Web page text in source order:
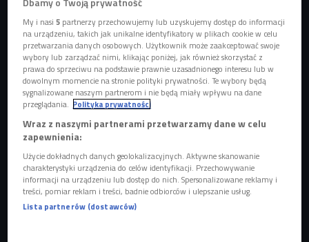
Wokalista opowie o swoim najnowszym
singlu w rozmowie z Damianem Sikorskim.
My i nasi 5 partnerzy przechowujemy lub uzyskujemy dostęp do informacji
na urządzeniu, takich jak unikalne identyfikatory w plikach cookie w celu
przetwarzania danych osobowych. Użytkownik może zaakceptować swoje
wybory lub zarządzać nimi, klikając poniżej, jak również skorzystać z
prawa do sprzeciwu na podstawie prawnie uzasadnionego interesu lub w
dowolnym momencie na stronie polityki prywatności. Te wybory będą
sygnalizowane naszym partnerom i nie będą miały wpływu na dane
przeglądania.
Polityka prywatności
Wraz z naszymi partnerami przetwarzamy dane w celu
zapewnienia:
Użycie dokładnych danych geolokalizacyjnych. Aktywne skanowanie
charakterystyki urządzenia do celów identyfikacji. Przechowywanie
informacji na urządzeniu lub dostęp do nich. Spersonalizowane reklamy i
treści, pomiar reklam i treści, badnie odbiorców i ulepszanie usług.
Lista partnerów (dostawców)